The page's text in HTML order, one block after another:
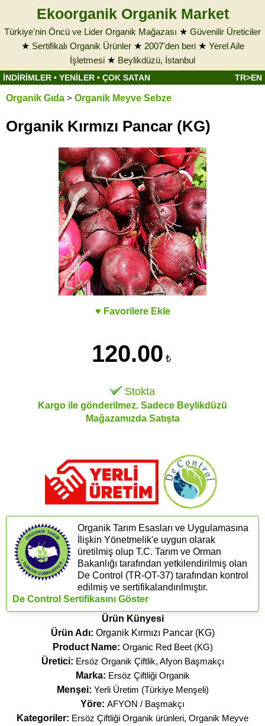
Ekoorganik Organik Market
Türkiye'nin Öncü ve Lider Organik Mağazası ★ Güvenilir Üreticiler
★ Sertifikalı Organik Ürünler★ 2007'den beri★ Yerel Aile
İşletmesi ★ Beylikdüzü, İstanbul
İNDİRİMLER • YENİLER • ÇOK SATAN TR>EN
Organik Gıda > Organik Meyve Sebze
Organik Kırmızı Pancar (KG)
♥ Favorilere Ekle
120.00 ₺
Stokta
Kargo ile gönderilmez. Sadece Beylikdüzü
Mağazamızda Satışta
Organik Tarım Esasları ve Uygulamasına
İlişkin Yönetmelik'e uygun olarak
üretilmiş olup T.C. Tarım ve Orman
Bakanlığı tarafından yetkilendirilmiş olan
De Control (​TR-OT-37) tarafından kontrol
edilmiş ve sertifikalandırılmıştır.
De Control Sertifikasını Göster
Ürün Künyesi
Ürün Adı: Organik Kırmızı Pancar (KG)
Product Name: Organic Red Beet (KG)
Üretici: Ersöz Organik Çiftlik, Afyon Başmakçı
Marka: Ersöz Çiftliği Organik
Menşei: Yerli Üretim (Türkiye Menşeli)
Yöre: AFYON / Başmakçı
Kategoriler: Ersöz Çiftliği Organik ürünleri, Organik Meyve